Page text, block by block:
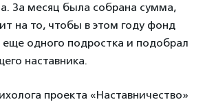
За месяц была собрана сумма,
на то, чтобы в этом году фонд
еще одного подростка и подобрал
наставника.
проекта «Наставничество»